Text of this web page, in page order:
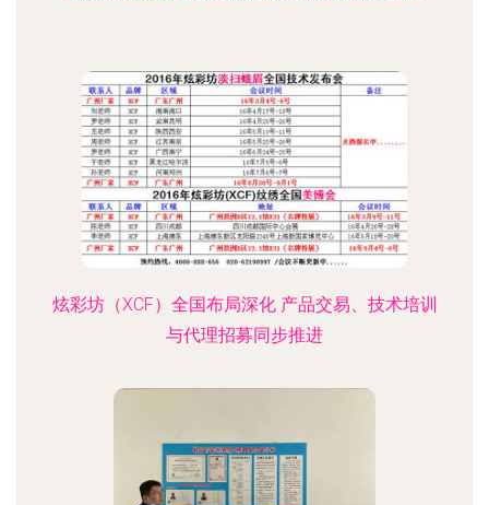
炫彩坊（XCF）全国布局深化 产品交易、技术培训
与代理招募同步推进